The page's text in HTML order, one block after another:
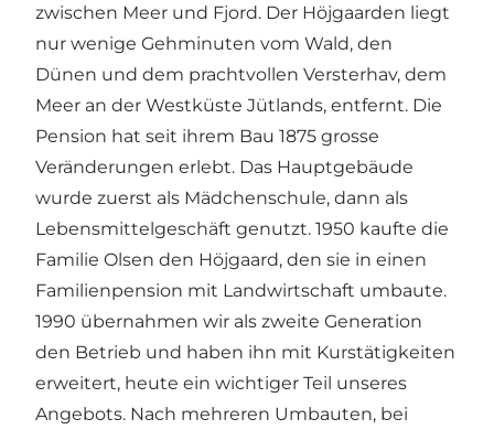
zwischen Meer und Fjord. Der Höjgaarden liegt
nur wenige Gehminuten vom Wald, den
Dünen und dem prachtvollen Versterhav, dem
Meer an der Westküste Jütlands, entfernt. Die
Pension hat seit ihrem Bau 1875 grosse
Veränderungen erlebt. Das Hauptgebäude
wurde zuerst als Mädchenschule, dann als
Lebensmittelgeschäft genutzt. 1950 kaufte die
Familie Olsen den Höjgaard, den sie in einen
Familienpension mit Landwirtschaft umbaute.
1990 übernahmen wir als zweite Generation
den Betrieb und haben ihn mit Kurstätigkeiten
erweitert, heute ein wichtiger Teil unseres
Angebots. Nach mehreren Umbauten, bei